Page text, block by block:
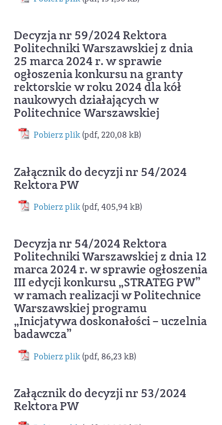
Decyzja nr 59/2024 Rektora
Politechniki Warszawskiej z dnia
25 marca 2024 r. w sprawie
ogłoszenia konkursu na granty
rektorskie w roku 2024 dla kół
naukowych działających w
Politechnice Warszawskiej
Pobierz plik(pdf, 220,08 kB)
Załącznik do decyzji nr 54/2024
Rektora PW
Pobierz plik(pdf, 405,94 kB)
Decyzja nr 54/2024 Rektora
Politechniki Warszawskiej z dnia 12
marca 2024 r. w sprawie ogłoszenia
III edycji konkursu „STRATEG PW”
w ramach realizacji w Politechnice
Warszawskiej programu
„Inicjatywa doskonałości – uczelnia
badawcza”
Pobierz plik(pdf, 86,23 kB)
Załącznik do decyzji nr 53/2024
Rektora PW